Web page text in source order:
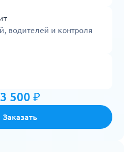
водителей и контроля
3 500 ₽
Заказать